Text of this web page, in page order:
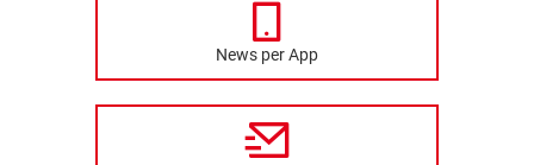
News per App